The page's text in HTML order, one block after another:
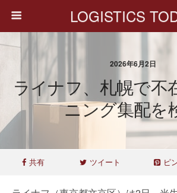
LOGISTICS
2026年6月2日
ライナフ、札幌で不
ニング集配を
共有 ツイート ピ